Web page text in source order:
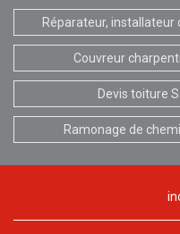
Réparateur, installateur
Couvreur
Devis toiture
Ramonage de